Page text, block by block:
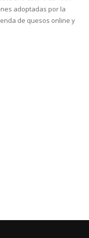
adoptadas por la
de quesos online y